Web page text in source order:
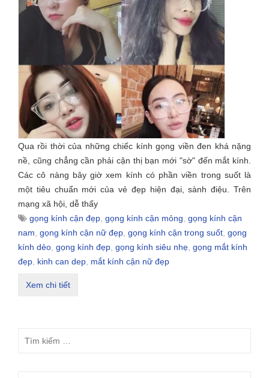
Qua rồi thời của những chiếc kính gọng viền đen khá nặng
nề, cũng chẳng cần phải cận thị bạn mới "sờ" đến mắt kính.
Các cô nàng bây giờ xem kính có phần viền trong suốt là
một tiêu chuẩn mới của vẻ đẹp hiện đại, sành điệu. Trên
mạng xã hội, dễ thấy
gọng kính cận đẹp gọng kính cận mỏng gọng kính cận
nam gọng kính cận nữ đẹp gọng kính cận trong suốt gọng
kính dẻo gọng kính đẹp gọng kính siêu nhẹ gọng mắt kính
đẹp kinh can dep mắt kính cận nữ đẹp
Xem chi tiết